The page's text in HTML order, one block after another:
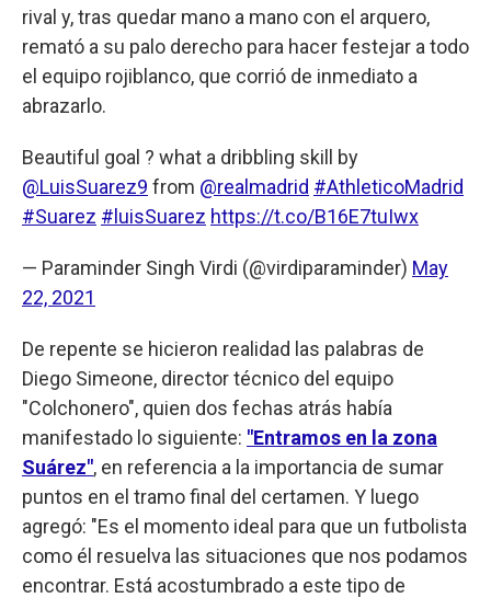
rival y, tras quedar mano a mano con el arquero,
remató a su palo derecho para hacer festejar a todo
el equipo rojiblanco, que corrió de inmediato a
abrazarlo.
Beautiful goal ? what a dribbling skill by
@LuisSuarez9 from @realmadrid #AthleticoMadrid
#Suarez #luisSuarez https://t.co/B16E7tuIwx
— Paraminder Singh Virdi (@virdiparaminder) May
22, 2021
De repente se hicieron realidad las palabras de
Diego Simeone, director técnico del equipo
"Colchonero", quien dos fechas atrás había
manifestado lo siguiente: "Entramos en la zona
Suárez", en referencia a la importancia de sumar
puntos en el tramo final del certamen. Y luego
agregó: "Es el momento ideal para que un futbolista
como él resuelva las situaciones que nos podamos
encontrar. Está acostumbrado a este tipo de